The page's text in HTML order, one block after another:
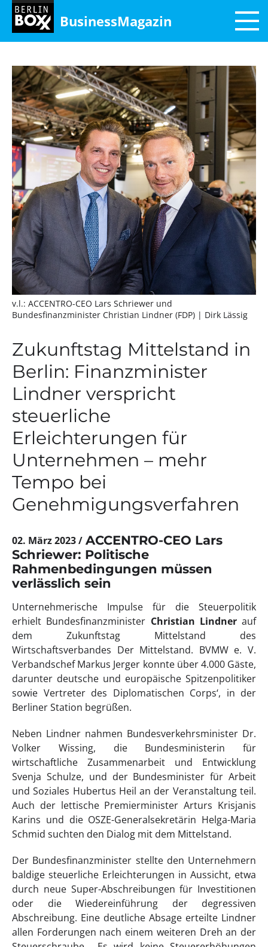
BusinessMagazin
v.l.: ACCENTRO-CEO Lars Schriewer und
Bundesfinanzminister Christian Lindner (FDP) | Dirk Lässig
Zukunftstag Mittelstand in
Berlin: Finanzminister
Lindner verspricht
steuerliche
Erleichterungen für
Unternehmen – mehr
Tempo bei
Genehmigungsverfahren
02. März 2023
ACCENTRO-CEO Lars
Schriewer: Politische
Rahmenbedingungen müssen
verlässlich sein
Unternehmerische Impulse für die Steuerpolitik
erhielt Bundesfinanzminister Christian Lindnerauf
dem Zukunftstag Mittelstand des
Wirtschaftsverbandes Der Mittelstand. BVMW e. V.
Verbandschef Markus Jerger konnte über 4.000 Gäste,
darunter deutsche und europäische Spitzenpolitiker
sowie Vertreter des Diplomatischen Corps‘, in der
Berliner Station begrüßen.
Neben Lindner nahmen Bundesverkehrsminister Dr.
Volker Wissing, die Bundesministerin für
wirtschaftliche Zusammenarbeit und Entwicklung
Svenja Schulze, und der Bundesminister für Arbeit
und Soziales Hubertus Heil an der Veranstaltung teil.
Auch der lettische Premierminister Arturs Krisjanis
Karins und die OSZE-Generalsekretärin Helga-Maria
Schmid suchten den Dialog mit dem Mittelstand.
Der Bundesfinanzminister stellte den Unternehmern
baldige steuerliche Erleichterungen in Aussicht, etwa
durch neue Super-Abschreibungen für Investitionen
oder die Wiedereinführung der degressiven
Abschreibung. Eine deutliche Absage erteilte Lindner
allen Forderungen nach einem weiteren Dreh an der